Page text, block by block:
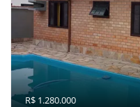
R$ 1.280.000